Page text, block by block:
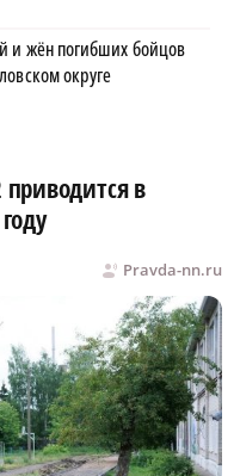
и жён погибших бойцов
округе
в
Pravda-nn.ru